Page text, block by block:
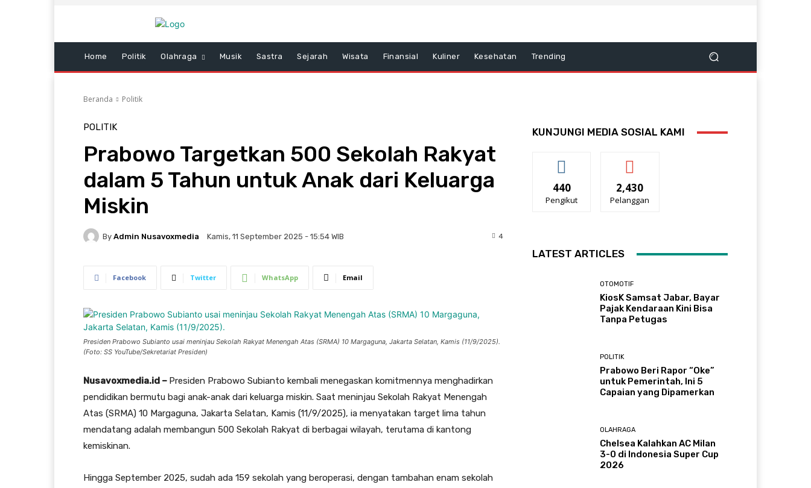
Home Politik Olahraga Musik Sastra Sejarah Wisata Finansial Kuliner Kesehatan Trending
Beranda Politik
POLITIK
Prabowo Targetkan 500 Sekolah Rakyat
dalam 5 Tahun untuk Anak dari Keluarga
Miskin
By Admin Nusavoxmedia Kamis, 11 September 2025 - 15:54 WIB 4
Facebook Twitter WhatsApp Email
Presiden Prabowo Subianto usai meninjau Sekolah Rakyat Menengah Atas (SRMA) 10 Margaguna, Jakarta Selatan, Kamis (11/9/2025).
(Foto: SS YouTube/Sekretariat Presiden)
Nusavoxmedia.id – Presiden Prabowo Subianto kembali menegaskan komitmennya menghadirkan
pendidikan bermutu bagi anak-anak dari keluarga miskin. Saat meninjau Sekolah Rakyat Menengah
Atas (SRMA) 10 Margaguna, Jakarta Selatan, Kamis (11/9/2025), ia menyatakan target lima tahun
mendatang adalah membangun 500 Sekolah Rakyat di berbagai wilayah, terutama di kantong
kemiskinan.
Hingga September 2025, sudah ada 159 sekolah yang beroperasi, dengan tambahan enam sekolah
KUNJUNGI MEDIA SOSIAL KAMI
440
Pengikut
2,430
Pelanggan
LATEST ARTICLES
OTOMOTIF
KiosK Samsat Jabar, Bayar
Pajak Kendaraan Kini Bisa
Tanpa Petugas
POLITIK
Prabowo Beri Rapor “Oke”
untuk Pemerintah, Ini 5
Capaian yang Dipamerkan
OLAHRAGA
Chelsea Kalahkan AC Milan
3-0 di Indonesia Super Cup
2026